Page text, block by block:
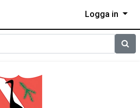
Logga in
Sök